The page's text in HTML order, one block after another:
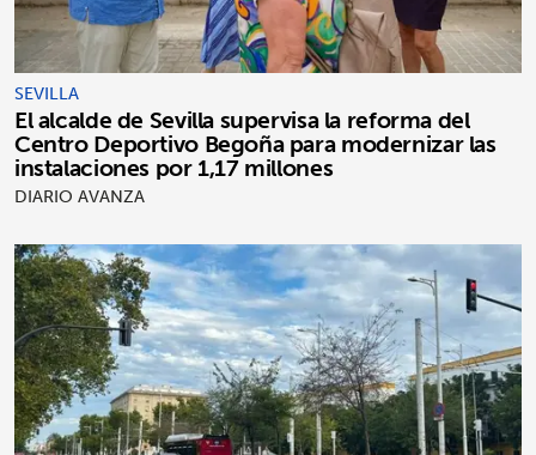
SEVILLA
El alcalde de Sevilla supervisa la reforma del
Centro Deportivo Begoña para modernizar las
instalaciones por 1,17 millones
DIARIO AVANZA